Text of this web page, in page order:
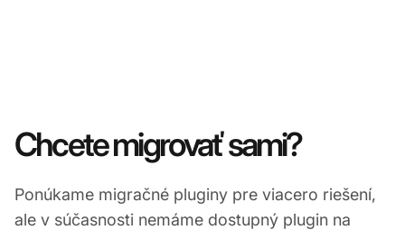
Chcete migrovať sami?
Ponúkame migračné pluginy pre viacero riešení,
ale v súčasnosti nemáme dostupný plugin na